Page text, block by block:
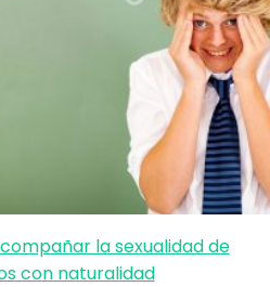
la sexualidad de
con naturalidad